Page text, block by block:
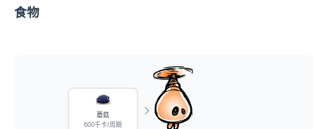
食物
蘑菇
600千卡/周期